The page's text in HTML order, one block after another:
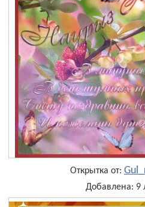
Открытка от:
Добавлена: 9